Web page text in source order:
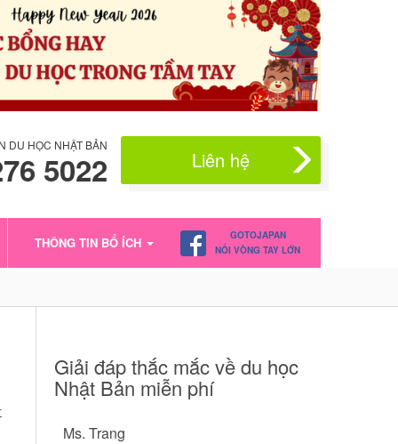
DU HỌC NHẬT BẢN
5022 Liên hệ
THÔNG TIN BỔ ÍCH
GOTOJAPAN
NỐI VÒNG TAY LỚN
Giải đáp thắc mắc về du học
Nhật Bản miễn phí
Ms. Trang